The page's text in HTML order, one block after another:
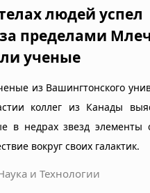
людей успел
пределами
ученые
из Вашингтонского
коллег из Канады
в недрах звезд элементы
вокруг своих галактик.
и Технологии